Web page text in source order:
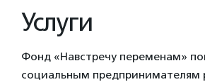
Услуги
Фонд «Навстречу переменам»
социальным предпринимателям